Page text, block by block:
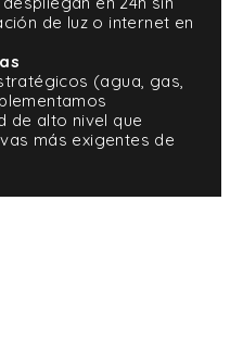
de luz o internet en
(agua, gas,
de alto nivel que
más exigentes de